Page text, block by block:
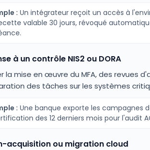
: Un intégrateur reçoit un accès à
valable 30 jours, révoqué
à un contrôle NIS2 ou DORA
la mise en œuvre du MFA, des revues
des tâches sur les systèmes
: Une banque exporte les campagnes
des 12 derniers mois pour l'audit
acquisition ou migration cloud